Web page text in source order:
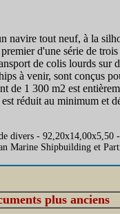
navire tout neuf, à la
d'une série de
de colis lourds sur
à venir, sont conçus
de 1 300 m2 est
réduit au minimum et
divers -
Marine Shipbuilding et
plus anciens